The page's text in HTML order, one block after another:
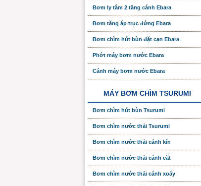
Bơm ly tâm 2 tầng cánh Ebara
Bơm tăng áp trục đứng Ebara
Bơm chìm hút bùn đặt cạn Ebara
Phớt máy bơm nước Ebara
Cánh máy bơm nước Ebara
MÁY BƠM CHÌM TSURUMI
Bơm chìm hút bùn Tsurumi
Bơm chìm nước thải Tsurumi
Bơm chìm nước thải cánh kín
Bơm chìm nước thải cánh cắt
Bơm chìm nước thải cánh xoáy